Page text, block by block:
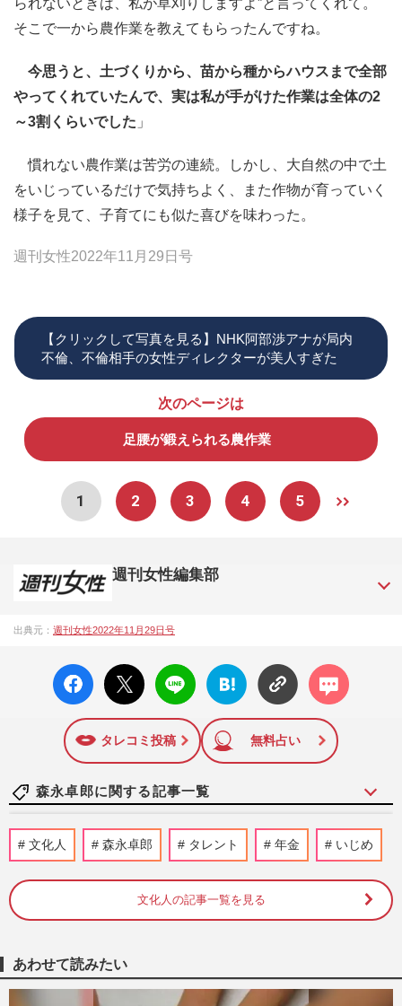
そこで一から農作業を教えてもらったんですね。
今思うと、土づくりから、苗から種からハウスまで全部
やってくれていたんで、実は私が手がけた作業は全体の2
～3割くらいでした 」
慣れない農作業は苦労の連続。しかし、大自然の中で土
をいじっているだけで気持ちよく、また作物が育っていく
様子を見て、子育てにも似た喜びを味わった。
週刊女性2022年11月29日号
【クリックして写真を見る】NHK阿部渉アナが局内
不倫、不倫相手の女性ディレクターが美人すぎた
次のページは
足腰が鍛えられる農作業
1 2 3 4 5
週刊女性編集部
シップや事件、皇室の話題、感動ドキュメント、美容・健
12日号で「眞子さま嫁ぎ先の“義母”が抱える400万円超の“借金
トラブル”」報道をスクープ。この一報から約2か月後、宮内庁
は結婚延期を発表。同記事は2018年の「編集者が選ぶ雑誌ジ
ャーナリズム賞」大賞を受賞した。毎週火曜日発売。
出典元： 週刊女性2022年11月29日号
facebo
ok い
X ポス
ト
LINE
はてな
ブック
に追加
コメン
ト
タレコミ投稿 無料占い
森永卓郎に関する記事一覧
【2025年 追悼エピソード】森永卓郎さん
死去からまもなく1年「好きなように生き
週刊女性2026年1月6日・13日号 2025/12/26
かわからない」息子が明かす父・卓郎さん
の“父親”と経済アナリス…
週刊女性2025年5月20日・27日号
文化人 森永卓郎 タレント 年金 いじめ
文化人の記事一覧を見る
あわせて読みたい